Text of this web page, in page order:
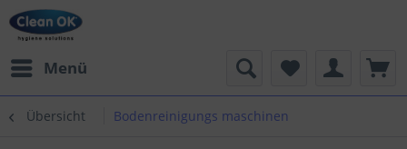
Menü
Übersicht Bodenreinigungs maschinen